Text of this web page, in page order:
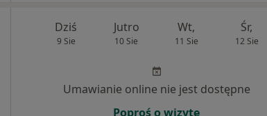
Dziś
9 Sie
Jutro
10 Sie
Wt,
11 Sie
Śr,
12 Sie
Umawianie online nie jest dostępne
Poproś o wizytę